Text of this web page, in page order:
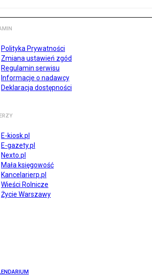
Polityka Prywatności
Zmiana ustawień zgód
Regulamin serwisu
Informacje o nadawcy
Deklaracja dostępności
E-kiosk.pl
E-gazety.pl
Nexto.pl
Mała księgowość
Kancelarierp.pl
Wieści Rolnicze
Życie Warszawy